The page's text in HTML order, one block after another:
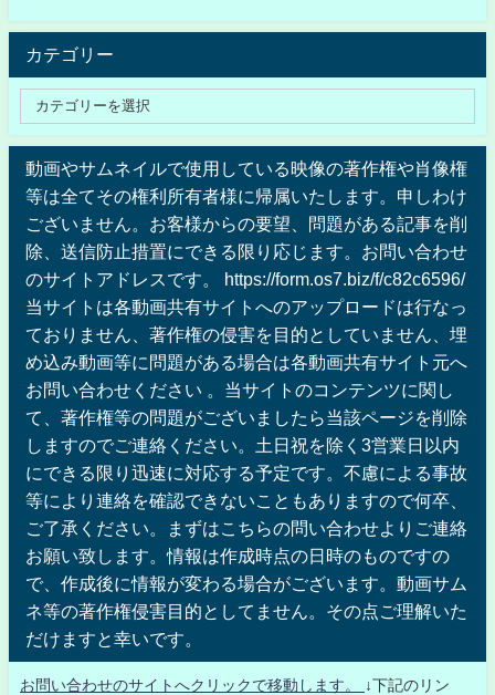
カテゴリー
動画やサムネイルで使用している映像の著作権や肖像権
等は全てその権利所有者様に帰属いたします。申しわけ
ございません。お客様からの要望、問題がある記事を削
除、送信防止措置にできる限り応じます。お問い合わせ
のサイトアドレスです。 https://form.os7.biz/f/c82c6596/
当サイトは各動画共有サイトへのアップロードは行なっ
ておりません、著作権の侵害を目的としていません、埋
め込み動画等に問題がある場合は各動画共有サイト元へ
お問い合わせください 。当サイトのコンテンツに関し
て、著作権等の問題がございましたら当該ページを削除
しますのでご連絡ください。土日祝を除く3営業日以内
にできる限り迅速に対応する予定です。不慮による事故
等により連絡を確認できないこともありますので何卒、
ご了承ください。まずはこちらの問い合わせよりご連絡
お願い致します。情報は作成時点の日時のものですの
で、作成後に情報が変わる場合がございます。動画サム
ネ等の著作権侵害目的としてません。その点ご理解いた
だけますと幸いです。
お問い合わせのサイトへクリックで移動します。
↓下記のリン